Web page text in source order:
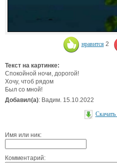
нравится 2
Текст на картинке:
Спокойной ночи, дорогой!
Хочу, чтоб рядом
Был со мной!
Добавил(а): Вадим. 15.10.2022
Скачать
Имя или ник:
Комментарий: